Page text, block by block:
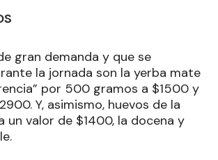
gran demanda y que se
la jornada son la yerba mate
por 500 gramos a $1500 y
Y, asimismo, huevos de la
un valor de $1400, la docena y